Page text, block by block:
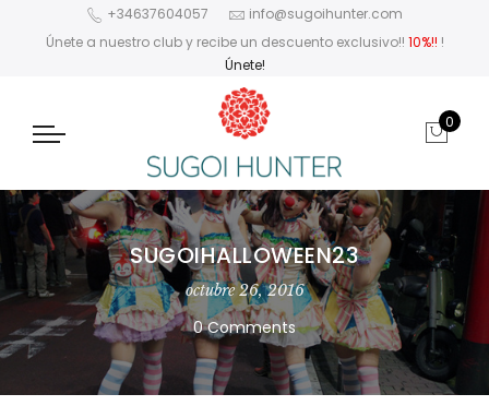
+34637604057
info@sugoihunter.com
Únete a nuestro club y recibe un descuento exclusivo!! 10%!! !
Únete!
0
SUGOIHALLOWEEN23
octubre 26, 2016
0 Comments